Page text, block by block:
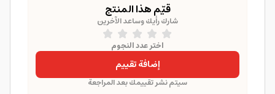
قيّم هذا المنتج
شارك رأيك وساعد الآخرين
اختر عدد النجوم
إضافة تقييم
سيتم نشر تقييمك بعد المراجعة